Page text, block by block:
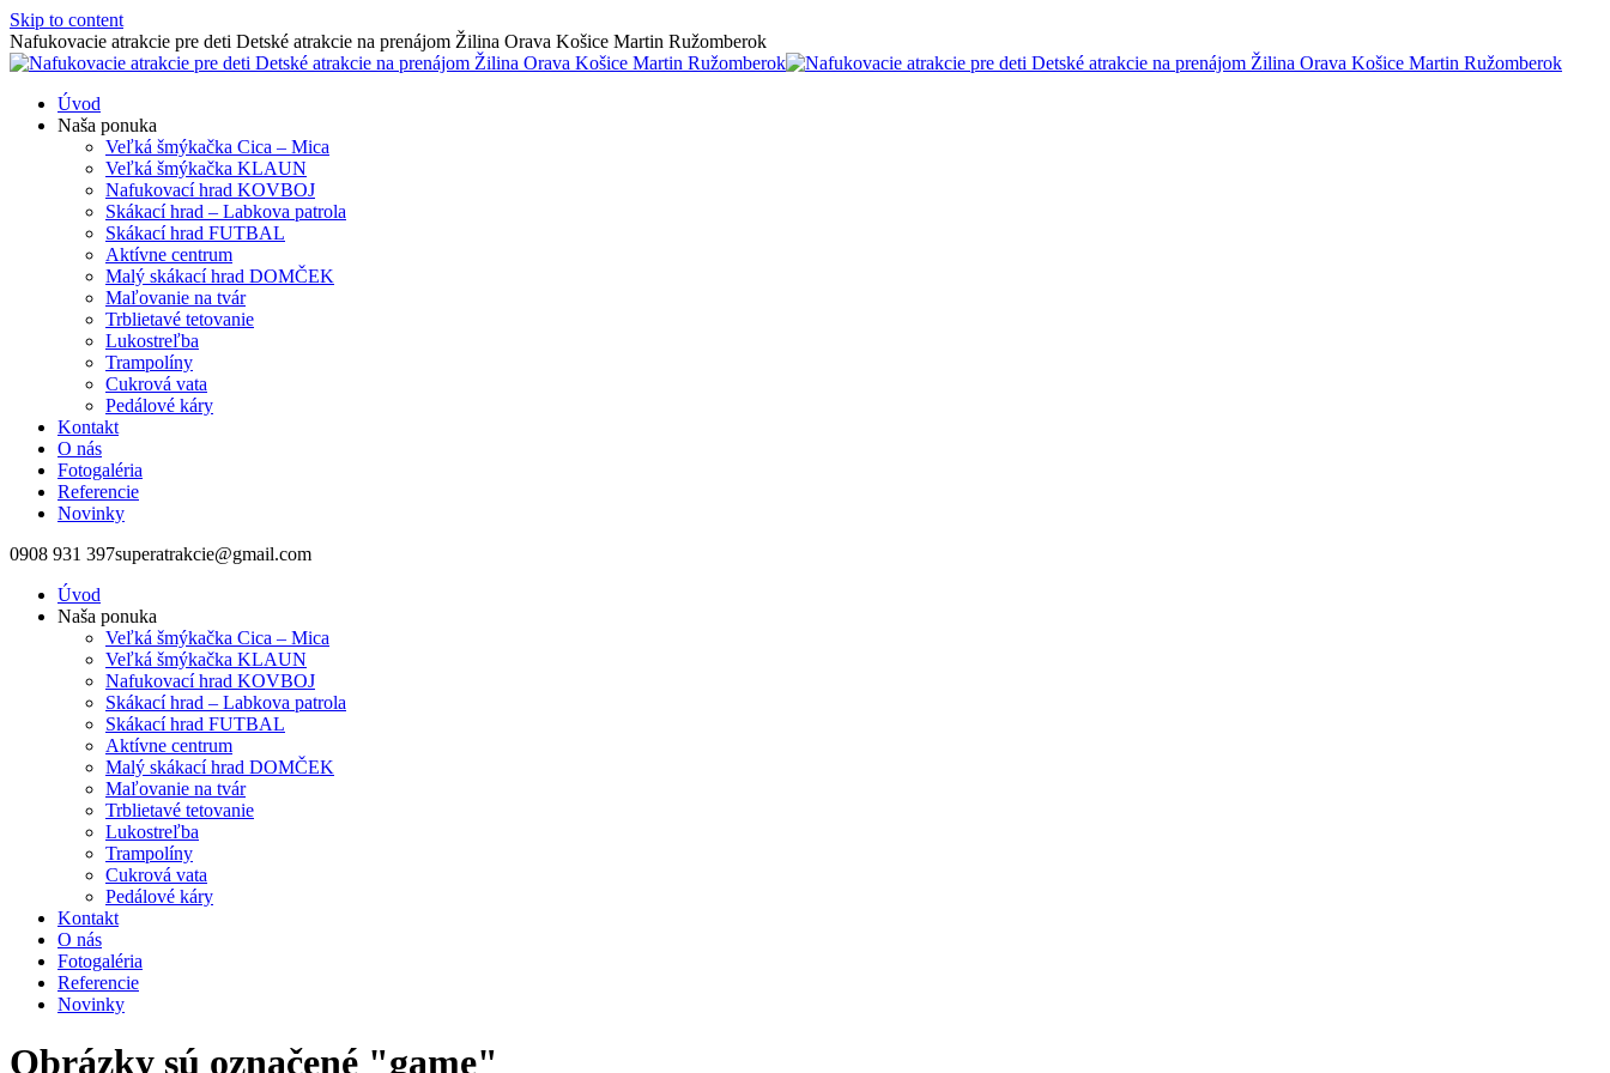
Skip to content
Nafukovacie atrakcie pre deti Detské atrakcie na prenájom Žilina Orava Košice Martin Ružomberok
Úvod
Naša ponuka
Veľká šmýkačka Cica – Mica
Veľká šmýkačka KLAUN
Nafukovací hrad KOVBOJ
Skákací hrad – Labkova patrola
Skákací hrad FUTBAL
Aktívne centrum
Malý skákací hrad DOMČEK
Maľovanie na tvár
Trblietavé tetovanie
Lukostreľba
Trampolíny
Cukrová vata
Pedálové káry
Kontakt
O nás
Fotogaléria
Referencie
Novinky
0908 931 397superatrakcie@gmail.com
Úvod
Naša ponuka
Veľká šmýkačka Cica – Mica
Veľká šmýkačka KLAUN
Nafukovací hrad KOVBOJ
Skákací hrad – Labkova patrola
Skákací hrad FUTBAL
Aktívne centrum
Malý skákací hrad DOMČEK
Maľovanie na tvár
Trblietavé tetovanie
Lukostreľba
Trampolíny
Cukrová vata
Pedálové káry
Kontakt
O nás
Fotogaléria
Referencie
Novinky
Obrázky sú označené "game"